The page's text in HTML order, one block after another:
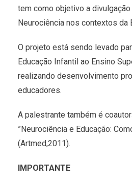
tem como objetivo a
Neurociência nos contextos da
O projeto está sendo levado
Educação Infantil ao Ensino
realizando desenvolvimento
educadores.
A palestrante também é
”Neurociência e Educação:
(Artmed,2011).
IMPORTANTE